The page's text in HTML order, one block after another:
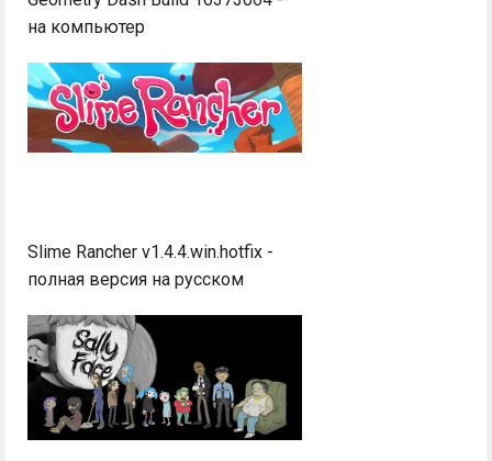
на компьютер
Slime Rancher v1.4.4.win.hotfix -
полная версия на русском